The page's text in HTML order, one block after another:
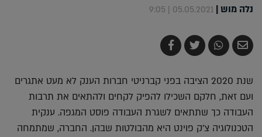
נלה מוש|
05.05.2021 | 9:05
שלח
בדואר
שתף
ב-
צייץ
ב-
שתף
ב-
שנת 2020 הציבה בפני קברניטי חברות הענק לא מעט אתגרים
ועם זאת, חלקם השכילו להפיק לקחים ולהתאים את תרבות
העבודה כך שתתאים לשגרת העבודה פוסט המגפה. ענקית
הטכנולוגיה צ'ק פוינט היא מהבולטות שבהן. החברה, שמתמחה